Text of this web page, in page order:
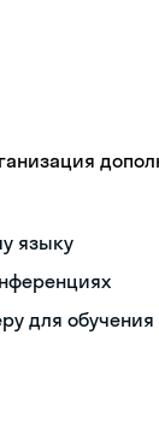
языку
для обучения